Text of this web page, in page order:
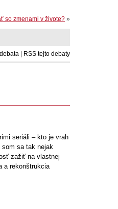
so zmenami v živote? »
| RSS tejto debaty
seriáli – kto je vrah
sa tak nejak
zažiť na vlastnej
a rekonštrukcia